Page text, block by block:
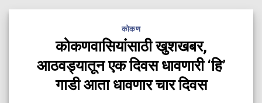
कोकण
कोकणवासियांसाठी खुशखबर,
आठवड्यातून एक दिवस धावणारी ‘हि’
गाडी आता धावणार चार दिवस